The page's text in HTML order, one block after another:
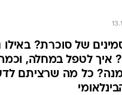
של סוכרת? באילו
איך לטפל במחלה,
כל מה שרציתם